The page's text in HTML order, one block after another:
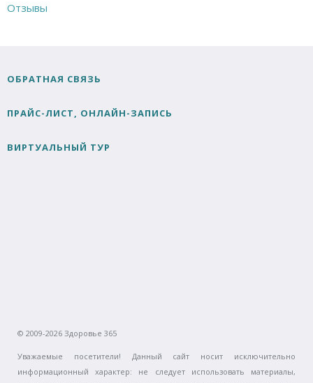
Отзывы
ОБРАТНАЯ СВЯЗЬ
ПРАЙС-ЛИСТ, ОНЛАЙН-ЗАПИСЬ
ВИРТУАЛЬНЫЙ ТУР
© 2009-2026 Здоровье 365
Уважаемые посетители! Данный сайт носит исключительно
информационный характер: не следует использовать материалы,